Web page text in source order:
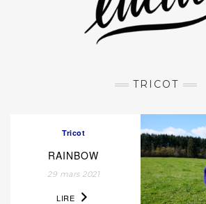
TRICOT
Tricot
RAINBOW
29 mars 2021
LIRE